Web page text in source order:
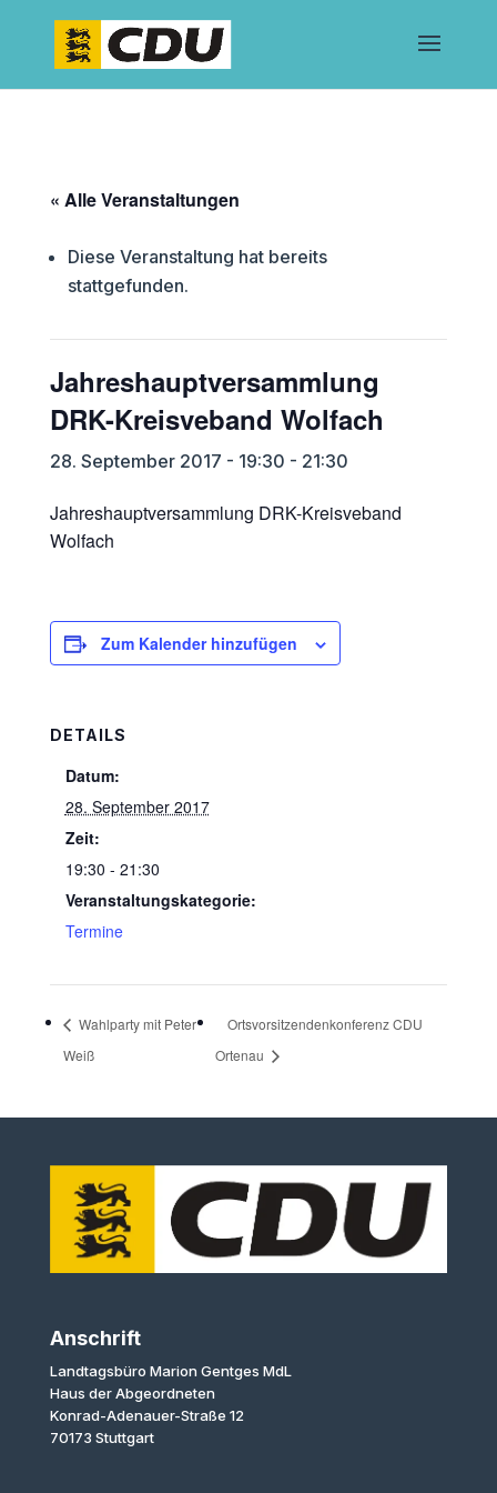
« Alle Veranstaltungen
Diese Veranstaltung hat bereits
stattgefunden.
Jahreshauptversammlung
DRK-Kreisveband Wolfach
28. September 2017 - 19:30 - 21:30
Jahreshauptversammlung DRK-Kreisveband
Wolfach
Zum Kalender hinzufügen
DETAILS
Datum:
28. September 2017
Zeit:
19:30 - 21:30
Veranstaltungskategorie:
Termine
Wahlparty mit Peter
Weiß
Ortsvorsitzendenkonferenz CDU
Ortenau
Anschrift
Landtagsbüro Marion Gentges MdL
Haus der Abgeordneten
Konrad-Adenauer-Straße 12
70173 Stuttgart